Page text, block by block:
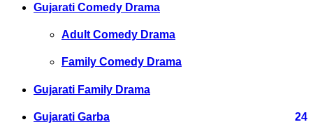
Gujarati Comedy Drama
Adult Comedy Drama
Family Comedy Drama
Gujarati Family Drama
Gujarati Garba 24